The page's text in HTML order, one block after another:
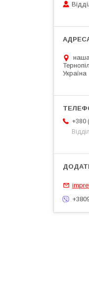
Україна
+380